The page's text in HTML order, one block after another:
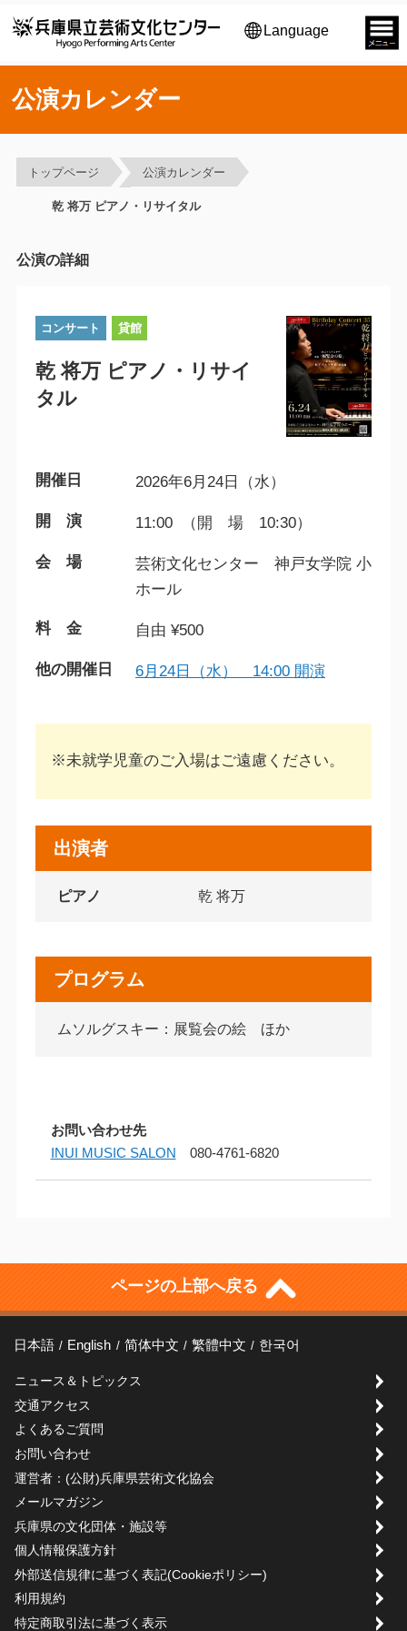
Language
公演カレンダー
トップページ 公演カレンダー
乾 将万 ピアノ・リサイタル
公演の詳細
コンサート 貸館
乾 将万 ピアノ・リサイ
タル
開催日 2026年6月24日（水）
開 演 11:00 （開 場 10:30）
会 場
芸術文化センター 神戸女学院 小
ホール
料 金 自由 ¥500
他の開催日 6月24日（水） 14:00 開演
※未就学児童のご入場はご遠慮ください。
出演者
ピアノ 乾 将万
プログラム
ムソルグスキー：展覧会の絵 ほか
お問い合わせ先
INUI MUSIC SALON 080-4761-6820
ページの上部へ戻る
日本語 English 简体中文 繁體中文 한국어
ニュース＆トピックス
交通アクセス
よくあるご質問
お問い合わせ
運営者：(公財)兵庫県芸術文化協会
メールマガジン
兵庫県の文化団体・施設等
個人情報保護方針
外部送信規律に基づく表記(Cookieポリシー)
利用規約
特定商取引法に基づく表示